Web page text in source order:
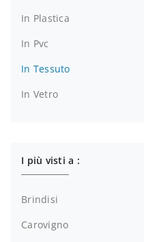
In Plastica
In Pvc
In Tessuto
In Vetro
I più visti a :
Brindisi
Carovigno